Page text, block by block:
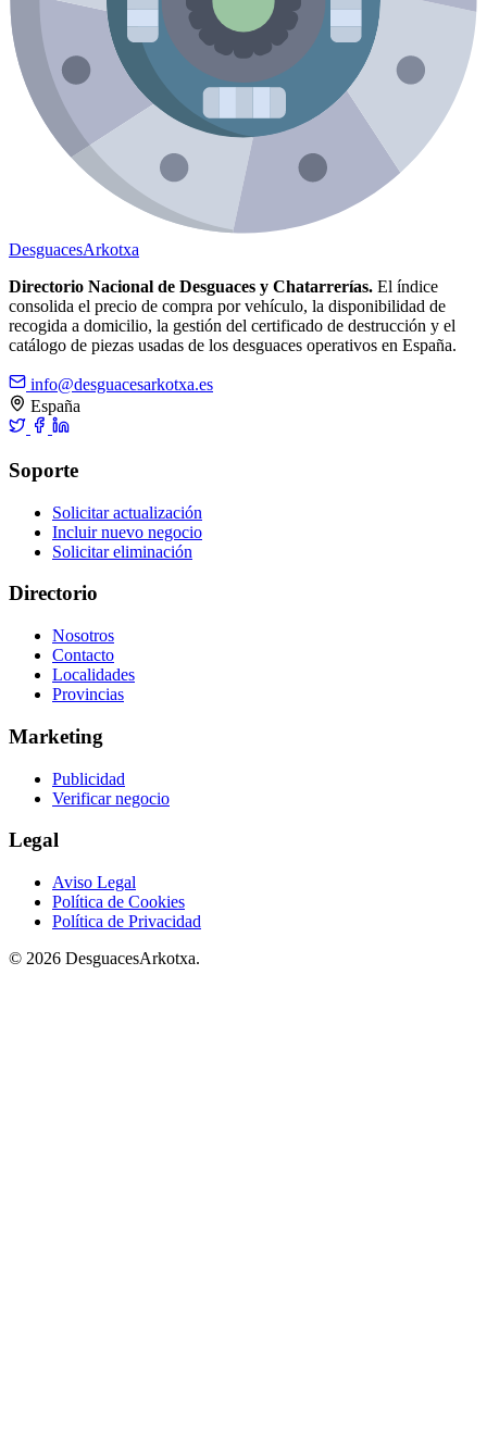
DesguacesArkotxa
Directorio Nacional de Desguaces y Chatarrerías. El índice
consolida el precio de compra por vehículo, la disponibilidad de
recogida a domicilio, la gestión del certificado de destrucción y el
catálogo de piezas usadas de los desguaces operativos en España.
info@desguacesarkotxa.es
España
Soporte
Solicitar actualización
Incluir nuevo negocio
Solicitar eliminación
Directorio
Nosotros
Contacto
Localidades
Provincias
Marketing
Publicidad
Verificar negocio
Legal
Aviso Legal
Política de Cookies
Política de Privacidad
© 2026 DesguacesArkotxa.